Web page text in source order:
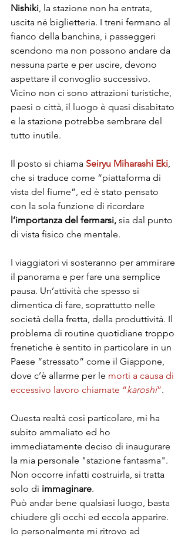
Nishiki , la stazione non ha entrata,
uscita né biglietteria. I treni fermano al
fianco della banchina, i passeggeri
scendono ma non possono andare da
nessuna parte e per uscire, devono
aspettare il convoglio successivo.
Vicino non ci sono attrazioni turistiche,
paesi o città, il luogo è quasi disabitato
e la stazione potrebbe sembrare del
tutto inutile.
Il posto si chiama Seiryu Miharashi Eki
che si traduce come “piattaforma di
vista del fiume”, ed è stato pensato
con la sola funzione di ricordare
l’importanza del fermarsi, sia dal punto
di vista fisico che mentale.
I viaggiatori vi sosteranno per ammirare
il panorama e per fare una semplice
pausa. Un’attività che spesso si
dimentica di fare, soprattutto nelle
società della fretta, della produttività. Il
problema di routine quotidiane troppo
frenetiche è sentito in particolare in un
Paese “stressato” come il Giappone,
dove c’è allarme per le morti a causa di
eccessivo lavoro chiamate “karoshi”.
Questa realtà così particolare, mi ha
subito ammaliato ed ho
immediatamente deciso di inaugurare
la mia personale "stazione fantasma".
Non occorre infatti costruirla, si tratta
solo di immaginare.
Può andar bene qualsiasi luogo, basta
chiudere gli occhi ed eccola apparire.
Io personalmente mi ritrovo ad